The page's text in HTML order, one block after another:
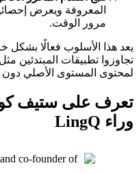
المعروفة ويعرض
مرور الوقت.
يعد هذا الأسلوب فعالًا بشكل
لمحتوى المستوى الأصلي
تعرف على ستيف
وراء LingQ